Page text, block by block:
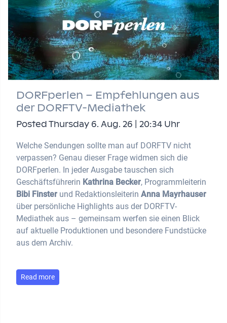
DORFperlen – Empfehlungen aus
der DORFTV-Mediathek
Posted Thursday 6. Aug. 26 | 20:34 Uhr
Welche Sendungen sollte man auf DORFTV nicht
verpassen? Genau dieser Frage widmen sich die
DORFperlen. In jeder Ausgabe tauschen sich
Geschäftsführerin Kathrina Becker, Programmleiterin
Bibi Finster und Redaktionsleiterin Anna Mayrhauser
über persönliche Highlights aus der DORFTV-
Mediathek aus – gemeinsam werfen sie einen Blick
auf aktuelle Produktionen und besondere Fundstücke
aus dem Archiv.
Read more